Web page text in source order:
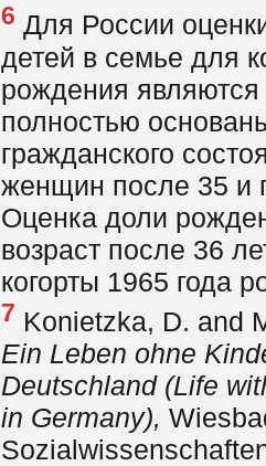
6 Для России
детей в семье для
рождения
полностью
гражданского
женщин после 35 и
Оценка доли
возраст после 36
когорты 1965 года
7 Konietzka, D. and
Ein Leben ohne
Deutschland (Life
in Germany),